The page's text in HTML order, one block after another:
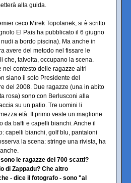
alla guida.
ceco Mirek Topolanek, si è scritto
El Pais ha pubblicato il 6 giugno
a bordo piscina). Ma anche in
avere del metodo nel fissare le
che, talvolta, occupano la scena.
contesto delle ragazze altri
siano il solo Presidente del
del 2008. Due ragazze (una in abito
rosa) sono con Berlusconi alla
su un patio. Tre uomini li
età. Il primo veste un maglione
da baffi e capelli bianchi. Anche il
capelli bianchi, golf blu, pantaloni
la scena: stringe una rivista, ha
le ragazze dei 700 scatti?
di Zappadu? Che altro
- dice il fotografo - sono "al